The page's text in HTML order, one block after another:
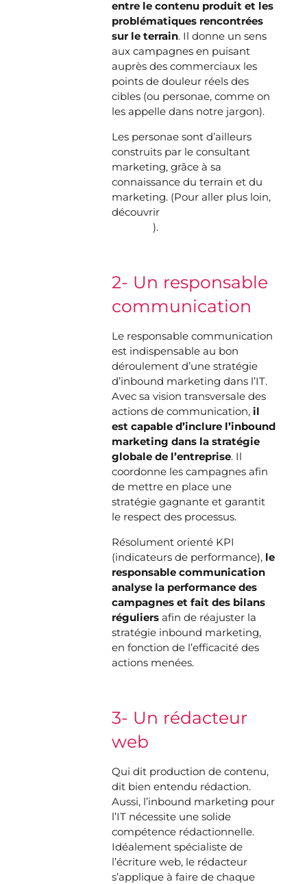
entre le contenu produit et les
problématiques rencontrées
sur le terrain. Il donne un sens
aux campagnes en puisant
auprès des commerciaux les
points de douleur réels des
cibles (ou personae, comme on
les appelle dans notre jargon).
Les personae sont d’ailleurs
construits par le consultant
marketing, grâce à sa
connaissance du terrain et du
marketing. (Pour aller plus loin,
découvrir
persona).
2- Un responsable
communication
Le responsable communication
est indispensable au bon
déroulement d’une stratégie
d’inbound marketing dans l’IT.
Avec sa vision transversale des
actions de communication, il
est capable d’inclure l’inbound
marketing dans la stratégie
globale de l’entreprise. Il
coordonne les campagnes afin
de mettre en place une
stratégie gagnante et garantit
le respect des processus.
Résolument orienté KPI
(indicateurs de performance), le
responsable communication
analyse la performance des
campagnes et fait des bilans
réguliersafin de réajuster la
stratégie inbound marketing,
en fonction de l’efficacité des
actions menées.
3- Un rédacteur
web
Qui dit production de contenu,
dit bien entendu rédaction.
Aussi, l’inbound marketing pour
l’IT nécessite une solide
compétence rédactionnelle.
Idéalement spécialiste de
l’écriture web, le rédacteur
s’applique à faire de chaque